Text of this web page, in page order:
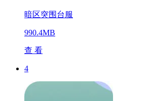
暗区突围台服
990.4MB
查 看
4